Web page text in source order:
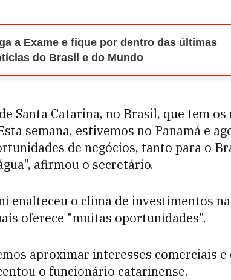
a Exame e fique por dentro das últimas
do Brasil e do Mundo
Santa Catarina, no Brasil, que tem
semana, estivemos no Panamá e
de negócios, tanto para o
afirmou o secretário.
enalteceu o clima de investimentos
oferece "muitas oportunidades".
aproximar interesses comerciais
o funcionário catarinense.